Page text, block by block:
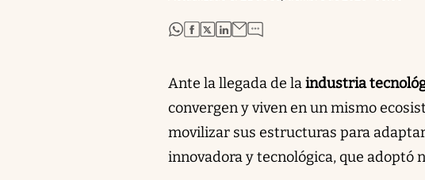
abre en nueva pestaña
abre en nueva pestaña
abre en nueva pestaña
abre en nueva pestaña
Ante la llegada de laindustria
convergen y viven en un mismo
movilizar sus estructuras para
innovadora y tecnológica, que adoptó